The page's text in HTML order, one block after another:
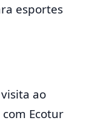
esportes
ao
Ecotur